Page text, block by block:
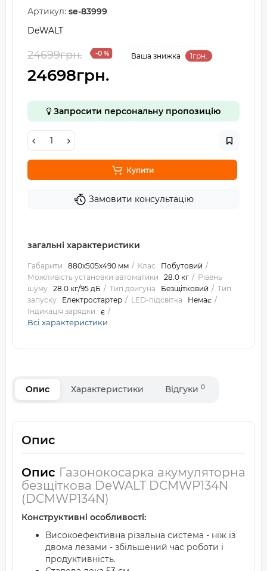
Артикул: se-83999
DeWALT
24699грн. -0 % Ваша знижка 1грн.
24698грн.
Запросити персональну пропозицію
Купити
Замовити консультацію
загальні характеристики
Габарити 880х505х490 мм Клас
Побутовий
Можливість установки автоматики
28.0 кг
Рівень
шуму 28.0 кг/95 дБ Тип двигуна Безщітковий
Тип
запуску
Електростартер LED-підсвітка
Немає
Індикація зарядки
є
Всі характеристики
Опис Характеристики Відгуки 0
Опис
Опис Газонокосарка акумуляторна
безщіткова DeWALT DCMWP134N
(DCMWP134N)
Конструктивні особливості:
Високоефективна різальна система - ніж із
двома лезами - збільшений час роботи і
продуктивність.